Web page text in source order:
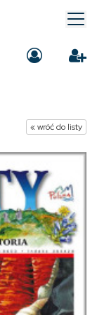
« wróć do listy